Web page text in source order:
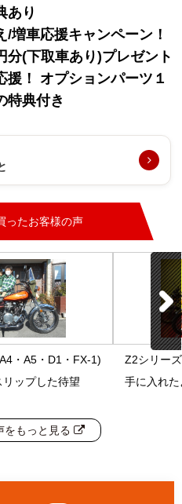
あり
増車応援キャンペーン！
分(下取車あり)プレゼント
援！ オプションパーツ１
特典付き
ったお客様の声
・A5・D1・FX-1)
ップした待望
Z2シリー
手に入れ
をもっと見る